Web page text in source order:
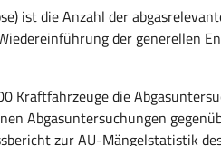
ist die Anzahl der
der generellen
Kraftfahrzeuge die
Abgasuntersuchungen
zur AU-Mängelstatistik